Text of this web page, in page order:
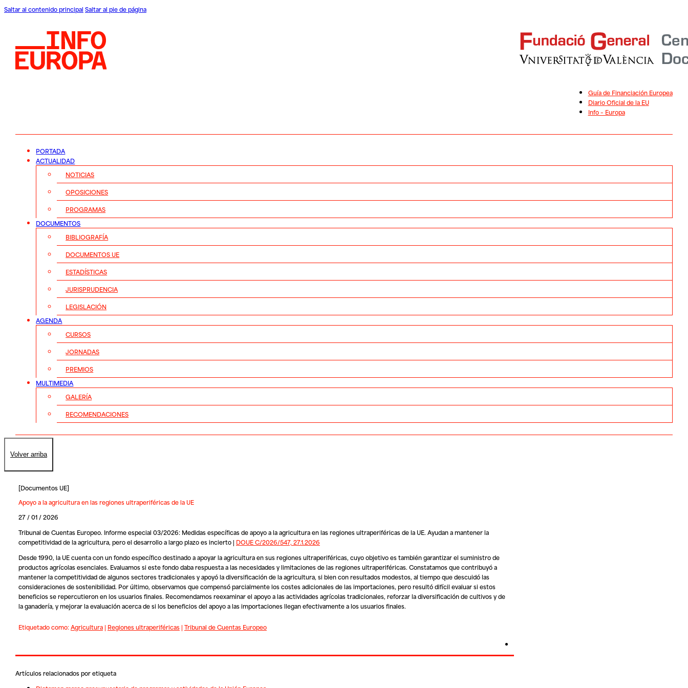
Saltar al contenido principal Saltar al pie de página
Guía de Financiación Europea
Diario Oficial de la EU
Info – Europa
PORTADA
ACTUALIDAD
NOTICIAS
OPOSICIONES
PROGRAMAS
DOCUMENTOS
BIBLIOGRAFÍA
DOCUMENTOS UE
ESTADÍSTICAS
JURISPRUDENCIA
LEGISLACIÓN
AGENDA
CURSOS
JORNADAS
PREMIOS
MULTIMEDIA
GALERÍA
RECOMENDACIONES
Volver arriba
[Documentos UE]
Apoyo a la agricultura en las regiones ultraperiféricas de la UE
27 / 01 / 2026
Tribunal de Cuentas Europeo. Informe especial 03/2026: Medidas específicas de apoyo a la agricultura en las regiones ultraperiféricas de la UE. Ayudan a mantener la
competitividad de la agricultura, pero el desarrollo a largo plazo es incierto | DOUE C/2026/547, 27.1.2026
Desde 1990, la UE cuenta con un fondo específico destinado a apoyar la agricultura en sus regiones ultraperiféricas, cuyo objetivo es también garantizar el suministro de
productos agrícolas esenciales. Evaluamos si este fondo daba respuesta a las necesidades y limitaciones de las regiones ultraperiféricas. Constatamos que contribuyó a
mantener la competitividad de algunos sectores tradicionales y apoyó la diversificación de la agricultura, si bien con resultados modestos, al tiempo que descuidó las
consideraciones de sostenibilidad. Por último, observamos que compensó parcialmente los costes adicionales de las importaciones, pero resultó difícil evaluar si estos
beneficios se repercutieron en los usuarios finales. Recomendamos reexaminar el apoyo a las actividades agrícolas tradicionales, reforzar la diversificación de cultivos y de
la ganadería, y mejorar la evaluación acerca de si los beneficios del apoyo a las importaciones llegan efectivamente a los usuarios finales.
Etiquetado como:Agricultura| Regiones ultraperiféricas| Tribunal de Cuentas Europeo
Artículos relacionados por etiqueta